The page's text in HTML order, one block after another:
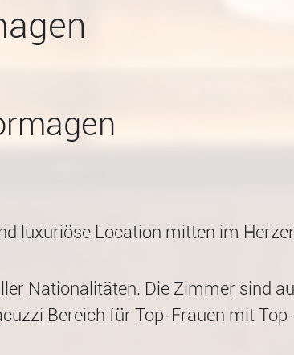
luxuriöse Location mitten im
Nationalitäten. Die Zimmer sind
Bereich für Top-Frauen mit